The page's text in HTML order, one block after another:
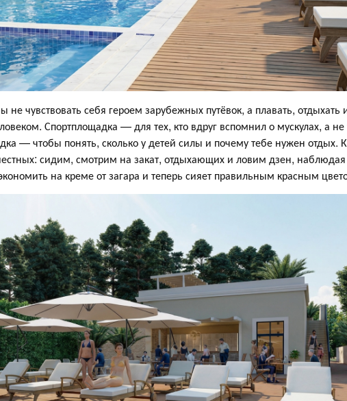
чувствовать себя героем зарубежных путёвок, а плавать, отдыхать
Спортплощадка — для тех, кто вдруг вспомнил о мускулах, а не
— чтобы понять, сколько у детей силы и почему тебе нужен отдых.
сидим, смотрим на закат, отдыхающих и ловим дзен, наблюдая
на креме от загара и теперь сияет правильным красным